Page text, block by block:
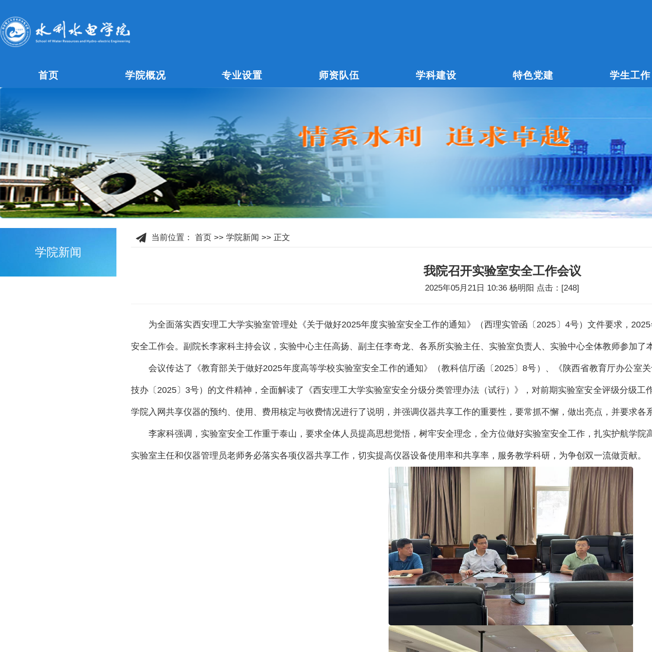
首页 学院概况 专业设置 师资队伍 学科建设 特色党建 学生工作
学院新闻
当前位置： 首页 >> 学院新闻 >> 正文
我院召开实验室安全工作会议
2025年05月21日 10:36 杨明阳 点击：[248]
为全面落实西安理工大学实验室管理处《关于做好2025年度实验室安全工作的通知》（西理实管函〔 2025 〕 4号）文件要求， 2025
安全工作会。副院长李家科主持会议，实验中心主任高扬、副主任李奇龙、各系所实验主任、实验室负责人、实验中心全体教师参加了
会议传达了《教育部关于做好2025年度高等学校实验室安全工作的通知》（教科信厅函〔 2025〕8号）、《陕西省教育厅办公室
技办〔 2025 〕 3号）的文件精神，全面解读了《西安理工大学实验室安全分级分类管理办法（试行）》，对前期实验室安全评级分级
学院入网共享仪器的预约、使用、费用核定与收费情况进行了说明，并强调仪器共享工作的重要性，要常抓不懈，做出亮点，并要求各
李家科强调，实验室安全工作重于泰山，要求全体人员提高思想觉悟，树牢安全理念，全方位做好实验室安全工作，扎实护航学
实验室主任和仪器管理员老师务必落实各项仪器共享工作，切实提高仪器设备使用率和共享率，服务教学科研，为争创双一流做贡献。